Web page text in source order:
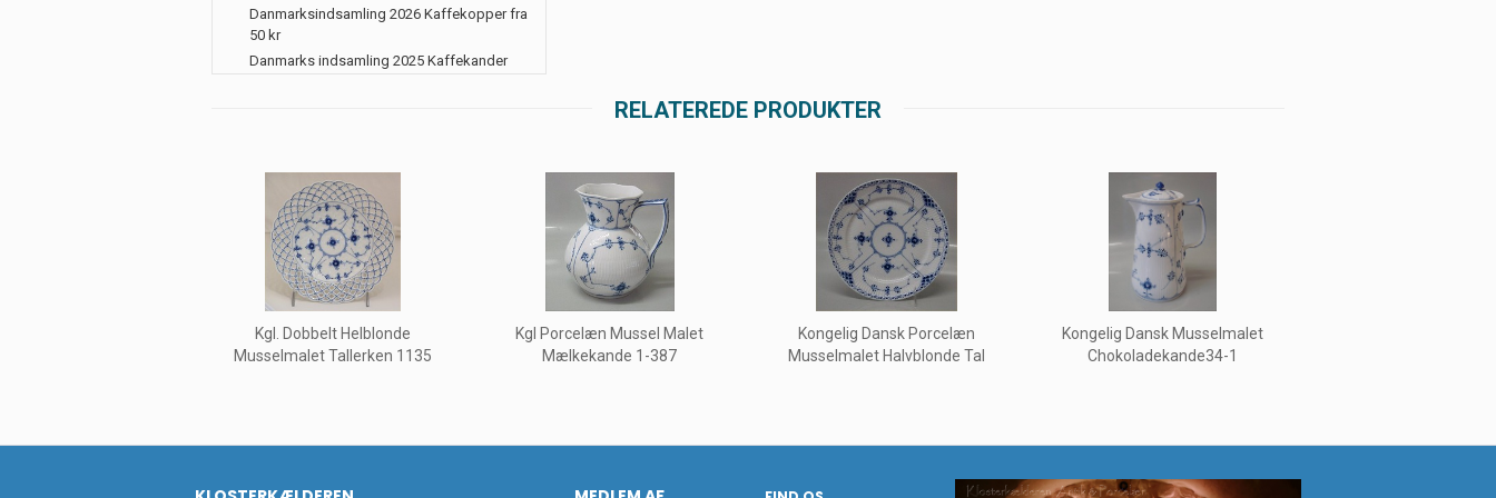
Danmarksindsamling 2026 Kaffekopper fra
50 kr
Danmarks indsamling 2025 Kaffekander
RELATEREDE PRODUKTER
Kgl. Dobbelt Helblonde
Musselmalet Tallerken 1135
Kgl Porcelæn Mussel Malet
Mælkekande 1-387
Kongelig Dansk Porcelæn
Musselmalet Halvblonde Tal
Kongelig Dansk Musselmalet
Chokoladekande34-1